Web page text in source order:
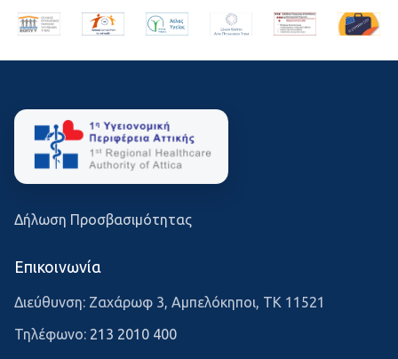
Δήλωση Προσβασιμότητας
Επικοινωνία
Διεύθυνση: Ζαχάρωφ 3, Αμπελόκηποι, ΤΚ 11521
Τηλέφωνο: 213 2010 400